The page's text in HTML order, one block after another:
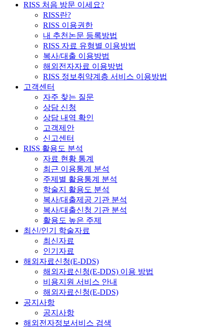
RISS 처음 방문 이세요?
RISS란?
RISS 이용권한
내 추천논문 등록방법
RISS 자료 유형별 이용방법
복사/대출 이용방법
해외전자자료 이용방법
RISS 정보취약계층 서비스 이용방법
고객센터
자주 찾는 질문
상담 신청
상담 내역 확인
고객제안
신고센터
RISS 활용도 분석
자료 현황 통계
최근 이용통계 분석
주제별 활용통계 분석
학술지 활용도 분석
복사/대출제공 기관 분석
복사/대출신청 기관 분석
활용도 높은 주제
최신/인기 학술자료
최신자료
인기자료
해외자료신청(E-DDS)
해외자료신청(E-DDS) 이용 방법
비용지원 서비스 안내
해외자료신청(E-DDS)
공지사항
공지사항
해외전자정보서비스 검색